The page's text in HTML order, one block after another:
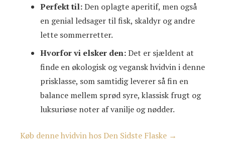
Perfekt til:Den oplagte aperitif, men også
en genial ledsager til fisk, skaldyr og andre
lette sommerretter.
Hvorfor vi elsker den:Det er sjældent at
finde en økologisk og vegansk hvidvin i denne
prisklasse, som samtidig leverer så fin en
balance mellem sprød syre, klassisk frugt og
luksuriøse noter af vanilje og nødder.
Køb denne hvidvin hos Den Sidste Flaske →